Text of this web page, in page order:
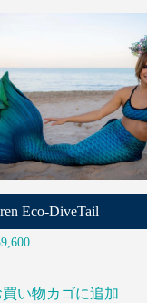
Eco-DiveTail
買い物カゴに追加